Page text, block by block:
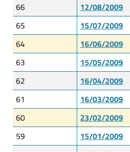
66
12/08/2009
65
15/07/2009
64
16/06/2009
63
15/05/2009
62
16/04/2009
61
16/03/2009
60
23/02/2009
59
15/01/2009